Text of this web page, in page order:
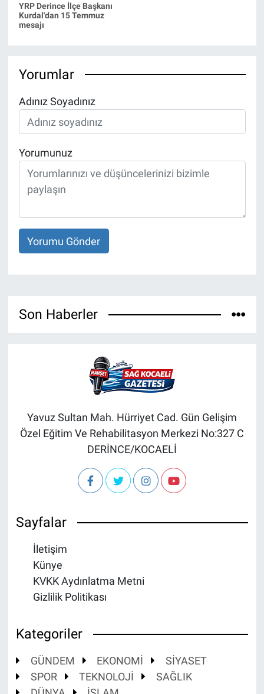
YRP Derince İlçe Başkanı
Kurdal'dan 15 Temmuz
mesajı
Yorumlar
Adınız Soyadınız
Yorumunuz
Yorumu Gönder
Son Haberler
Yavuz Sultan Mah. Hürriyet Cad. Gün Gelişim
Özel Eğitim Ve Rehabilitasyon Merkezi No:327 C
DERİNCE/KOCAELİ
Sayfalar
İletişim
Künye
KVKK Aydınlatma Metni
Gizlilik Politikası
Kategoriler
GÜNDEM EKONOMİ
SİYASET
SPOR
TEKNOLOJİ
SAĞLIK